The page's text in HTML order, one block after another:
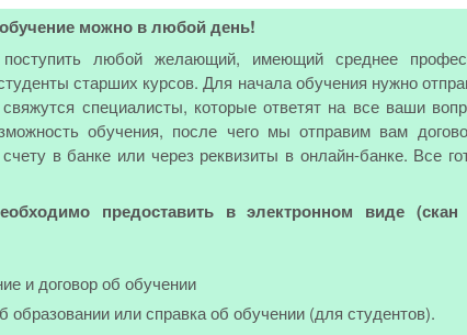
можно в любой день!
любой желающий, имеющий среднее
старших курсов. Для начала обучения нужно
специалисты, которые ответят на все ваши
обучения, после чего мы отправим вам
в банке или через реквизиты в онлайн-банке. Все
предоставить в электронном виде
и договор об обучении
образовании или справка об обучении (для студентов).